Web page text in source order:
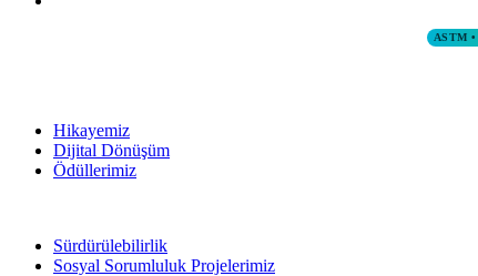
ASTM
Hikayemiz
Dijital Dönüşüm
Ödüllerimiz
Sürdürülebilirlik
Sosyal Sorumluluk Projelerimiz